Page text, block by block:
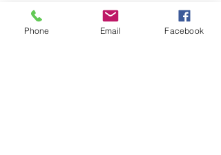
Votre voiture doit être
équipée de barres de toit
Phone Email Facebook